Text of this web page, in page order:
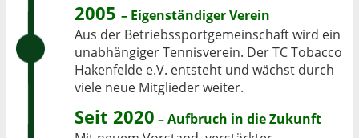
2005 – Eigenständiger Verein
Aus der Betriebssportgemeinschaft wird ein
unabhängiger Tennisverein. Der TC Tobacco
Hakenfelde e.V. entsteht und wächst durch
viele neue Mitglieder weiter.
Seit 2020 – Aufbruch in die Zukunft